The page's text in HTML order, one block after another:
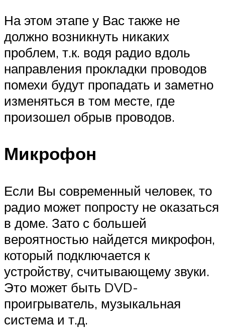
На этом этапе у Вас также не
должно возникнуть никаких
проблем, т.к. водя радио вдоль
направления прокладки проводов
помехи будут пропадать и заметно
изменяться в том месте, где
произошел обрыв проводов.
Микрофон
Если Вы современный человек, то
радио может попросту не оказаться
в доме. Зато с большей
вероятностью найдется микрофон,
который подключается к
устройству, считывающему звуки.
Это может быть DVD-
проигрыватель, музыкальная
система и т.д.